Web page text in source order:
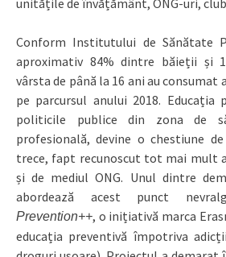
Conform Institutului de Sănătate
aproximativ 84% dintre băieții și
vârsta de până la 16 ani au
pe parcursul anului 2018. Educația
politicile publice din zona de
profesională, devine o chestiune
trece, fapt recunoscut tot mai mult
și de mediul ONG. Unul dintre
abordează acest punct
Prevention++, o inițiativă marca
educația preventivă împotriva